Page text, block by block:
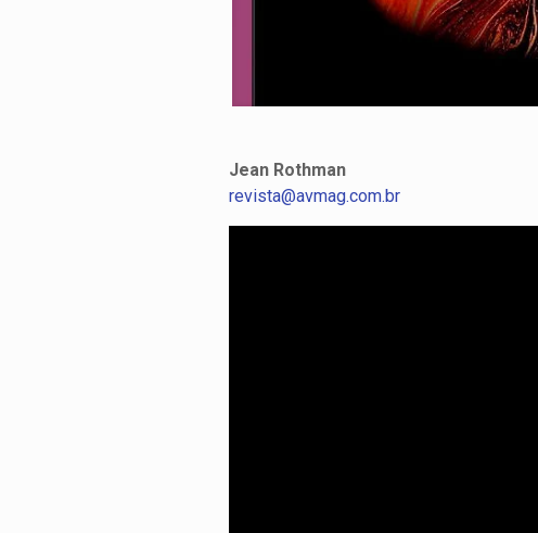
Jean Rothman
revista@avmag.com.br